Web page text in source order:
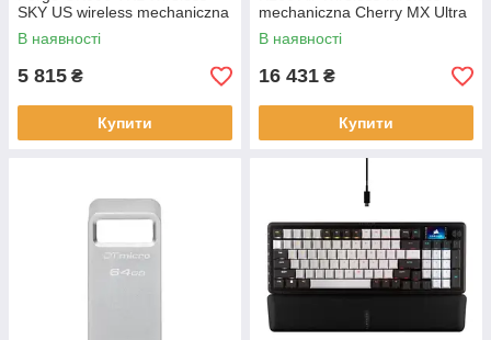
SKY US wireless mechaniczna
backlitetlana white and Grey
В наявності
5 815 ₴
Купити
mechaniczna Cherry MX Ultra
Low Profile (Tactile)
backlitetlana Black
В наявності
16 431 ₴
Купити